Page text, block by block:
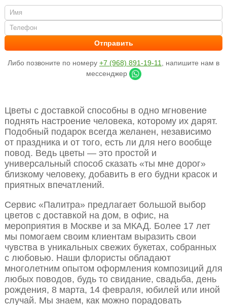
Либо позвоните по номеру +7 (968) 891-19-11
, напишите нам в
мессенджер
Цветы с доставкой способны в одно мгновение
поднять настроение человека, которому их дарят.
Подобный подарок всегда желанен, независимо
от праздника и от того, есть ли для него вообще
повод. Ведь цветы — это простой и
универсальный способ сказать «ты мне дорог»
близкому человеку, добавить в его будни красок и
приятных впечатлений.
Сервис «Палитра» предлагает большой выбор
цветов с доставкой на дом, в офис, на
мероприятия в Москве и за МКАД. Более 17 лет
мы помогаем своим клиентам выразить свои
чувства в уникальных свежих букетах, собранных
с любовью. Наши флористы обладают
многолетним опытом оформления композиций для
любых поводов, будь то свидание, свадьба, день
рождения, 8 марта, 14 февраля, юбилей или иной
случай. Мы знаем, как можно порадовать